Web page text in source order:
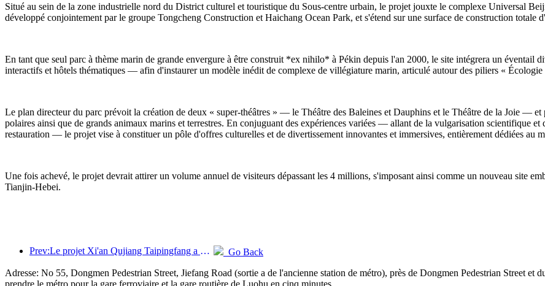
Situé au sein de la zone industrielle nord du District culturel et touristique du Sous-centre urbain, le projet jouxte le complexe Universal
développé conjointement par le groupe Tongcheng Construction et Haichang Ocean Park, et s'étend sur une surface de construction totale
En tant que seul parc à thème marin de grande envergure à être construit *ex nihilo* à Pékin depuis l'an 2000, le site intégrera un
interactifs et hôtels thématiques — afin d'instaurer un modèle inédit de complexe de villégiature marin, articulé autour des piliers «
Le plan directeur du parc prévoit la création de deux « super-théâtres » — le Théâtre des Baleines et Dauphins et le Théâtre de la Joie — et
polaires ainsi que de grands animaux marins et terrestres. En conjuguant des expériences variées — allant de la vulgarisation scientifique et
restauration — le projet vise à constituer un pôle d'offres culturelles et de divertissement innovantes et immersives, entièrement dédiées au
Une fois achevé, le projet devrait attirer un volume annuel de visiteurs dépassant les 4 millions, s'imposant ainsi comme un nouveau site
Tianjin-Hebei.
Prev:Le projet Xi'an Qujiang Taipingfang a officiellement débuté sa construction, avec une superficie totale de 137 000 mètres carrés.
Go Back
Adresse: No 55, Dongmen Pedestrian Street, Jiefang Road (sortie a de l'ancienne station de métro), près de Dongmen Pedestrian Street et
prendre le métro pour la gare ferroviaire et la gare routière de Luohu en cinq minutes